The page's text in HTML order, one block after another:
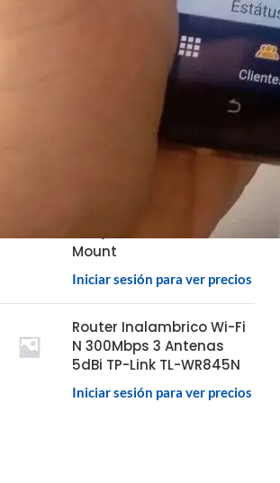
Pvc Blanco 30Mil Paquete
De 500 Unidades
Iniciar sesión para ver precios
Advanced Apt-Si300 1D /
2D Qr Usb RS-232 Vertical
Mount
Iniciar sesión para ver precios
Router Inalambrico Wi-Fi
N 300Mbps 3 Antenas
5dBi TP-Link TL-WR845N
Iniciar sesión para ver precios